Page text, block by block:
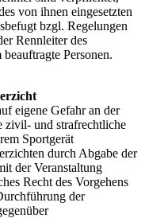
von ihnen eingesetzten
bzgl. Regelungen
Rennleiter des
Personen.
eigene Gefahr an der
zivil- und strafrechtliche
Sportgerät
durch Abgabe der
der Veranstaltung
Recht des Vorgehens
der